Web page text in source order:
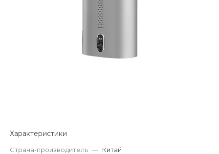
Характеристики
Страна-производитель — Китай